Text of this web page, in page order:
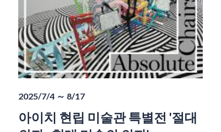
2025/7/4 ～ 8/17
아이치 현립 미술관 특별전 '절대